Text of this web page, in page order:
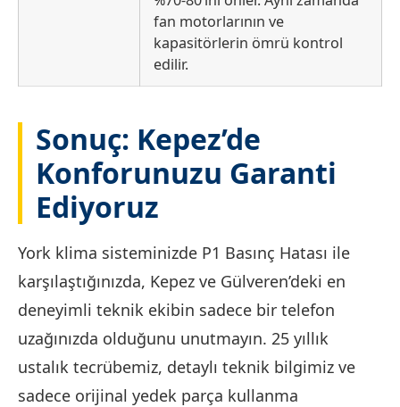
fan motorlarının ve
kapasitörlerin ömrü kontrol
edilir.
Sonuç: Kepez’de
Konforunuzu Garanti
Ediyoruz
York klima sisteminizde P1 Basınç Hatası ile
karşılaştığınızda, Kepez ve Gülveren’deki en
deneyimli teknik ekibin sadece bir telefon
uzağınızda olduğunu unutmayın. 25 yıllık
ustalık tecrübemiz, detaylı teknik bilgimiz ve
sadece orijinal yedek parça kullanma